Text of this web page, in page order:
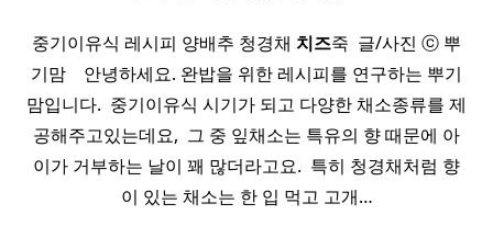
중기이유식 레시피 양배추 청경채 치즈죽 ​ 글/사진 ⓒ 뿌
기맘 ​ ​ ​ 안녕하세요. 완밥을 위한 레시피를 연구하는 뿌기
맘입니다. ​ 중기이유식 시기가 되고 다양한 채소종류를 제
공해주고있는데요, ​ 그 중 잎채소는 특유의 향 때문에 아
이가 거부하는 날이 꽤 많더라고요. ​ 특히 청경채처럼 향
이 있는 채소는 한 입 먹고 고개…